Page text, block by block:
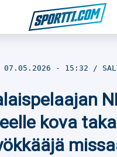
07.05.2026 - 15:32
kova